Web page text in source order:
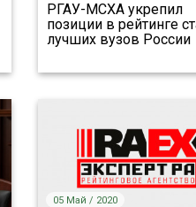
РГАУ-МСХА укрепил
позиции в рейтинге
лучших вузов России
05 Май / 2020